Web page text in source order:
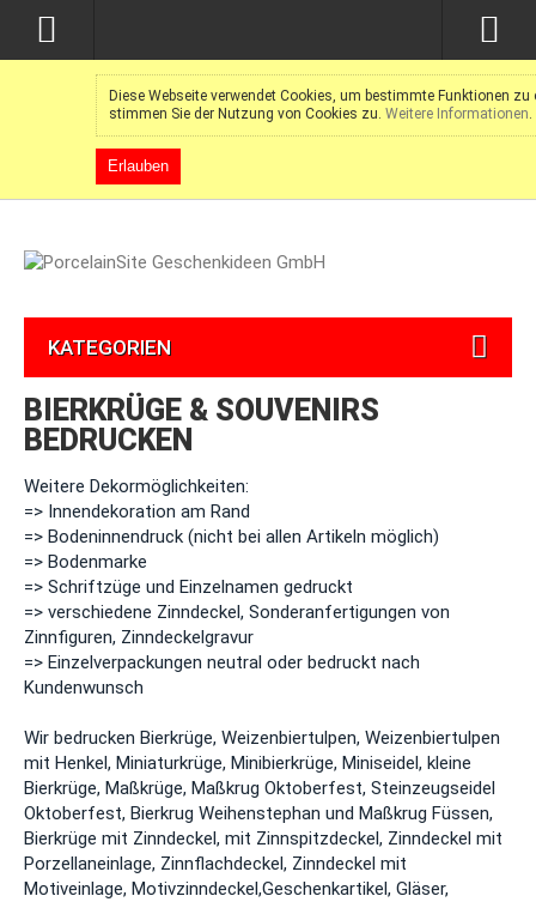
Diese Webseite verwendet Cookies, um bestimmte Funktionen
stimmen Sie der Nutzung von Cookies zu. Weitere Informationen.
Erlauben
KATEGORIEN
BIERKRÜGE & SOUVENIRS
BEDRUCKEN
Weitere Dekormöglichkeiten:
=> Innendekoration am Rand
=> Bodeninnendruck (nicht bei allen Artikeln möglich)
=> Bodenmarke
=> Schriftzüge und Einzelnamen gedruckt
=> verschiedene Zinndeckel, Sonderanfertigungen von
Zinnfiguren, Zinndeckelgravur
=> Einzelverpackungen neutral oder bedruckt nach
Kundenwunsch
Wir bedrucken Bierkrüge, Weizenbiertulpen, Weizenbiertulpen
mit Henkel, Miniaturkrüge, Minibierkrüge, Miniseidel, kleine
Bierkrüge, Maßkrüge, Maßkrug Oktoberfest, Steinzeugseidel
Oktoberfest, Bierkrug Weihenstephan und Maßkrug Füssen,
Bierkrüge mit Zinndeckel, mit Zinnspitzdeckel, Zinndeckel mit
Porzellaneinlage, Zinnflachdeckel, Zinndeckel mit
Motiveinlage, Motivzinndeckel,Geschenkartikel, Gläser,